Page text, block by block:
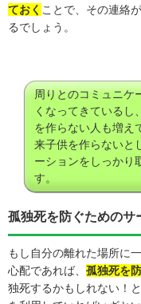
ておく ことで、その連絡
るでしょう。
周りとのコミュニケ
くなってきているし
を作らない人も増え
来子供を作らないと
ーションをしっかり
す。
孤独死を防ぐためのサ
もし自分の離れた場所に
心配であれば、 孤独死を
独死するかもしれない！